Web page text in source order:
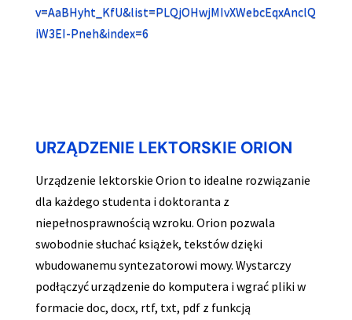
v=AaBHyht_KfU&list=PLQjOHwjMIvXWebcEqxAnclQ
iW3EI-Pneh&index=6
URZĄDZENIE LEKTORSKIE ORION
Urządzenie lektorskie Orion to idealne rozwiązanie
dla każdego studenta i doktoranta z
niepełnosprawnością wzroku. Orion pozwala
swobodnie słuchać książek, tekstów dzięki
wbudowanemu syntezatorowi mowy. Wystarczy
podłączyć urządzenie do komputera i wgrać pliki w
formacie doc, docx, rtf, txt, pdf z funkcją